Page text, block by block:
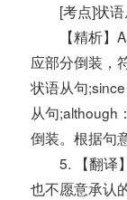
[考点]状语
【精析】A
应部分倒装，
状语从句
从句;although
倒装。根据句
5. 【翻译】
也不愿意承认